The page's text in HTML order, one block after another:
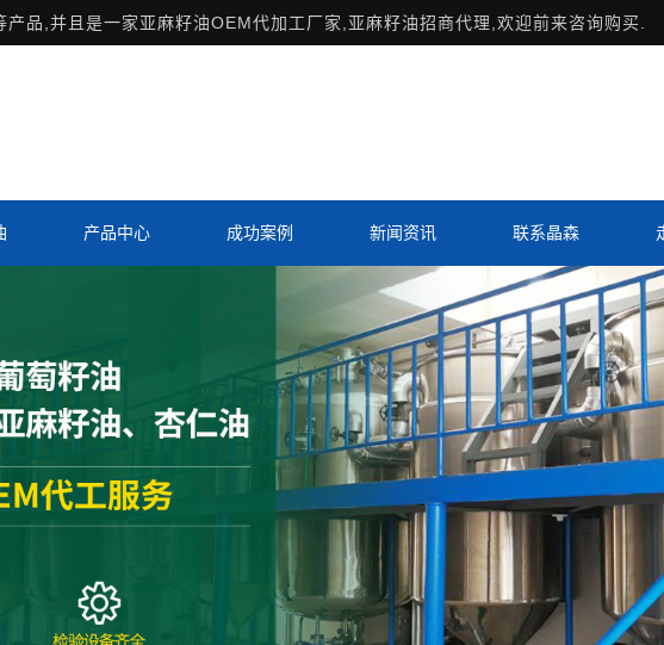
品,并且是一家亚麻籽油OEM代加工厂家,亚麻籽油招商代理,欢迎前来咨询购买.
产品中心 成功案例 新闻资讯 联系晶森